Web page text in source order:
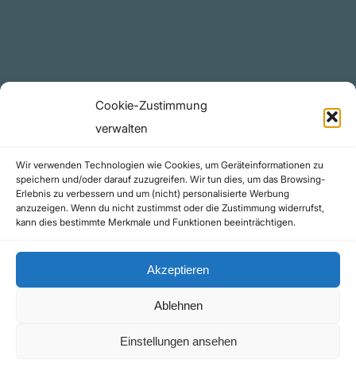
Cookie-Zustimmung
verwalten
Wir verwenden Technologien wie Cookies, um Geräteinformationen zu
speichern und/oder darauf zuzugreifen. Wir tun dies, um das Browsing-
Erlebnis zu verbessern und um (nicht) personalisierte Werbung
anzuzeigen. Wenn du nicht zustimmst oder die Zustimmung widerrufst,
kann dies bestimmte Merkmale und Funktionen beeinträchtigen.
Akzeptieren
Ablehnen
Einstellungen ansehen
Datenschutzerklärung
Cookie-Richtlinie (EU)
Impressum
Kontakt
*Als Amazon-Partner erhalte ich eine kleine Provision für qualifizierte Käufe